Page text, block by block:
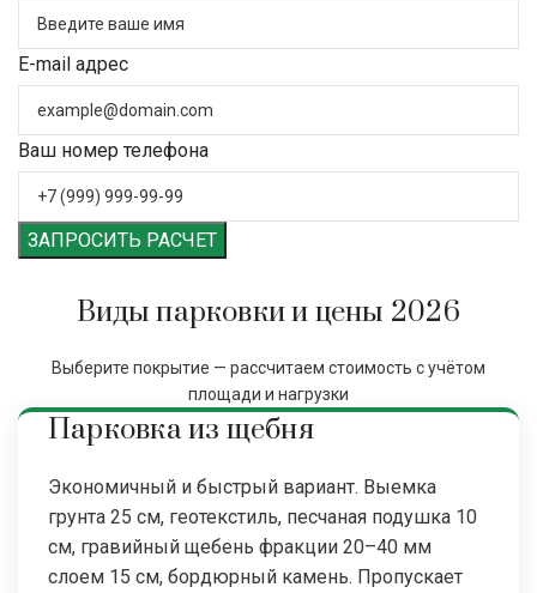
E-mail адрес
Ваш номер телефона
ЗАПРОСИТЬ РАСЧЕТ
Виды парковки и цены 2026
Выберите покрытие — рассчитаем стоимость с учётом
площади и нагрузки
Парковка из щебня
Экономичный и быстрый вариант. Выемка
грунта 25 см, геотекстиль, песчаная подушка 10
см, гравийный щебень фракции 20–40 мм
слоем 15 см, бордюрный камень. Пропускает